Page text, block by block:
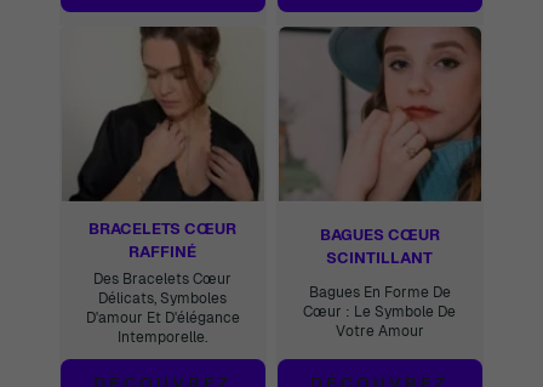
BRACELETS CŒUR
RAFFINÉ
Des Bracelets Cœur
Délicats, Symboles
D'amour Et D'élégance
Intemporelle.
BAGUES CŒUR
SCINTILLANT
Bagues En Forme De
Cœur : Le Symbole De
Votre Amour